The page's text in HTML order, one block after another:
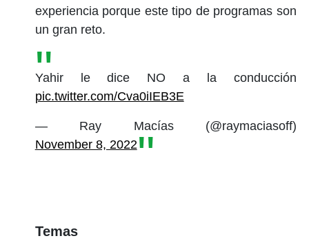
experiencia porque este tipo de programas son
un gran reto.
Yahir le dice NO a la conducción
pic.twitter.com/Cva0iIEB3E
— Ray Macías (@raymaciasoff)
November 8, 2022
Temas